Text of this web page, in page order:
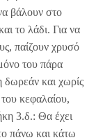
βάλουν στο
το λάδι. Για να
παίζουν χρυσό
του πάρα
και χωρίς
κεφαλαίου,
3.δ.: Θα έχει
πάνω και κάτω